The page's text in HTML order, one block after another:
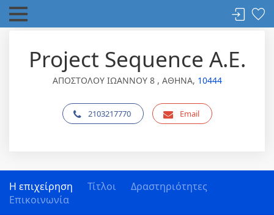
Project Sequence Α.Ε.
ΑΠΟΣΤΟΛΟΥ ΙΩΑΝΝΟΥ 8 , ΑΘΗΝΑ, 10444
2103217770 Email
Η επιχείρηση Τίτλοι
Δραστηριότητες
Επικοινωνία